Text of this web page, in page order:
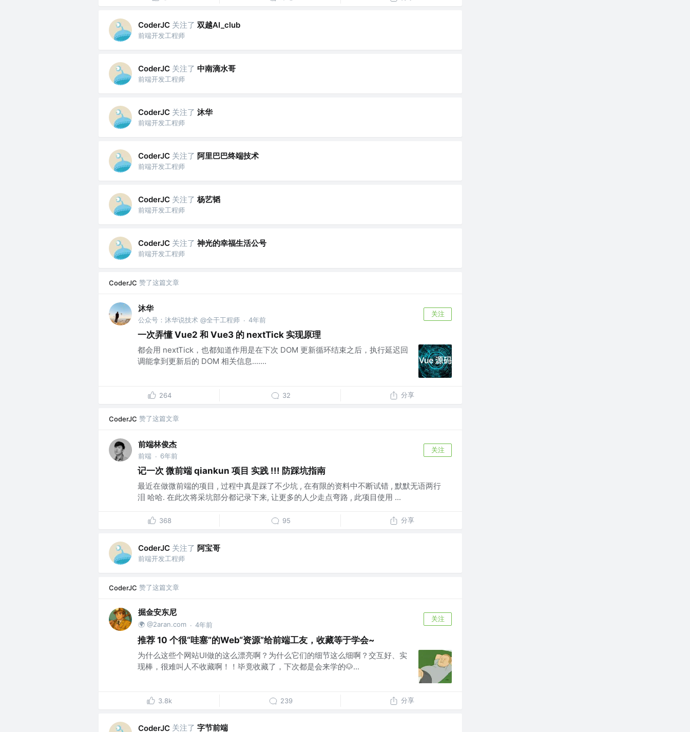
CoderJC 关注了 双越AI_club
前端开发工程师
CoderJC 关注了 中南滴水哥
前端开发工程师
CoderJC 关注了 沐华
前端开发工程师
CoderJC 关注了 阿里巴巴终端技术
前端开发工程师
CoderJC 关注了 杨艺韬
前端开发工程师
CoderJC 关注了 神光的幸福生活公号
前端开发工程师
CoderJC 赞了这篇文章
沐华
公众号：沐华说技术 @全干工程师 · 4年前
关注
一次弄懂 Vue2 和 Vue3 的 nextTick 实现原理
都会用 nextTick，也都知道作用是在下次 DOM 更新循环结束之后，执行延迟回
调能拿到更新后的 DOM 相关信息.......
264 32 分享
CoderJC 赞了这篇文章
前端林俊杰
前端 · 6年前
关注
记一次 微前端 qiankun 项目 实践 !!! 防踩坑指南
最近在做微前端的项目 , 过程中真是踩了不少坑 , 在有限的资料中不断试错 , 默默无语两行
泪 哈哈. 在此次将采坑部分都记录下来, 让更多的人少走点弯路 , 此项目使用 ...
368 95 分享
CoderJC 关注了 阿宝哥
前端开发工程师
CoderJC 赞了这篇文章
掘金安东尼
🌍 @2aran.com · 4年前
关注
推荐 10 个很“哇塞”的Web“资源”给前端工友，收藏等于学会~
为什么这些个网站UI做的这么漂亮啊？为什么它们的细节这么细啊？交互好、实
现棒，很难叫人不收藏啊！！毕竟收藏了，下次都是会来学的🐶...
3.8k 239 分享
CoderJC 关注了 字节前端